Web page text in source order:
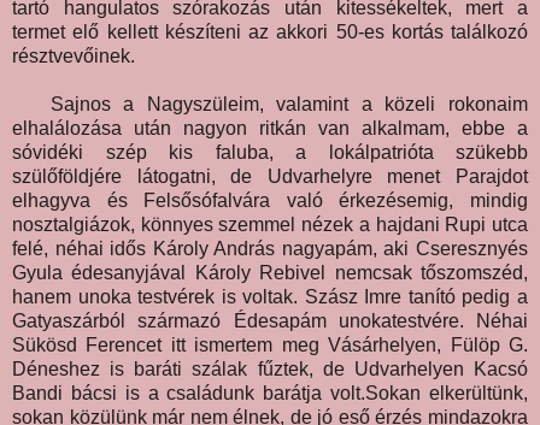
tartó hangulatos szórakozás után kitessékeltek, mert a
termet elő kellett készíteni az akkori 50-es kortás találkozó
résztvevőinek.
Sajnos a Nagyszüleim, valamint a közeli rokonaim
elhalálozása után nagyon ritkán van alkalmam, ebbe a
sóvidéki szép kis faluba, a lokálpatrióta szükebb
szülőföldjére látogatni, de Udvarhelyre menet Parajdot
elhagyva és Felsősófalvára való érkezésemig, mindig
nosztalgiázok, könnyes szemmel nézek a hajdani Rupi utca
felé, néhai idős Károly András nagyapám, aki Cseresznyés
Gyula édesanyjával Károly Rebivel nemcsak tőszomszéd,
hanem unoka testvérek is voltak. Szász Imre tanító pedig a
Gatyaszárból származó Édesapám unokatestvére. Néhai
Sükösd Ferencet itt ismertem meg Vásárhelyen, Fülöp G.
Déneshez is baráti szálak fűztek, de Udvarhelyen Kacsó
Bandi bácsi is a családunk barátja volt.Sokan elkerültünk,
sokan közülünk már nem élnek, de jó eső érzés mindazokra